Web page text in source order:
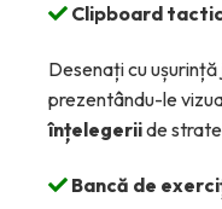
Clipboard
Desenați cu
prezentându-le
înțelegeriide
Bancă de